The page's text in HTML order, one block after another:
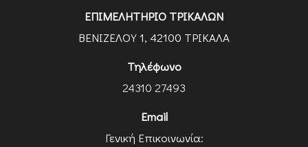
ΕΠΙΜΕΛΗΤΗΡΙΟ ΤΡΙΚΑΛΩΝ
ΒΕΝΙΖΕΛΟΥ 1, 42100 ΤΡΙΚΑΛΑ
Τηλέφωνο
24310 27493
Email
Γενική Επικοινωνία: